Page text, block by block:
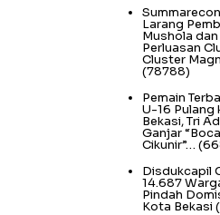
Larang
Mushola dan
Perluasan
Cluster
(78788)
Pemain
U-16 Pulang
Bekasi, Tri
Ganjar
Cikunir”…
Disdukcapil
14.687
Pindah
Kota Bekasi